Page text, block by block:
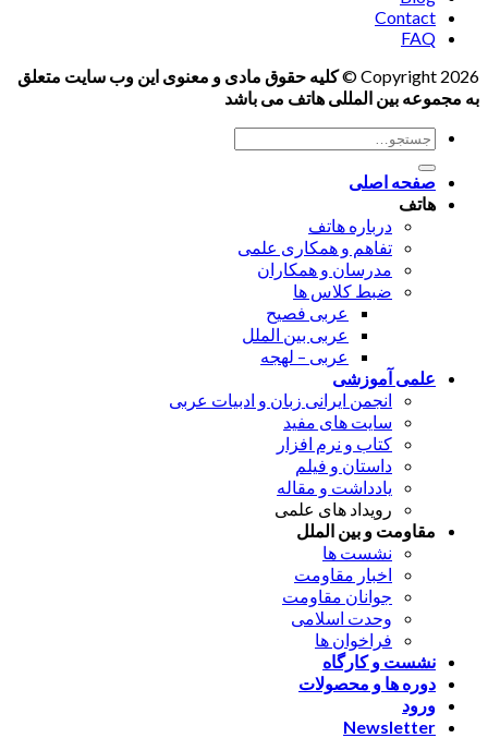
Contact
FAQ
Copyright 2026 ©
کلیه حقوق مادی و معنوی این وب سایت متعلق
به مجموعه بین المللی هاتف می باشد
جستجو
برای:
صفحه اصلی
هاتف
درباره هاتف
تفاهم و همکاری علمی
مدرسان و همکاران
ضبط کلاس ها
عربی فصیح
عربی بین الملل
عربی – لهجه
علمی آموزشی
انجمن ایرانی زبان و ادبیات عربی
سایت های مفید
کتاب و نرم افزار
داستان و فیلم
یادداشت و مقاله
رویداد های علمی
مقاومت و بین الملل
نشست ها
اخبار مقاومت
جوانان مقاومت
وحدت اسلامی
فراخوان ها
نشست و کارگاه
دوره ها و محصولات
ورود
Newsletter